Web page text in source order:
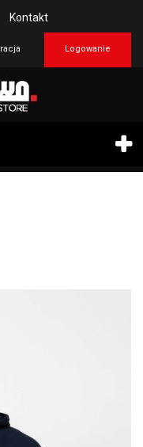
Kontakt
Logowanie